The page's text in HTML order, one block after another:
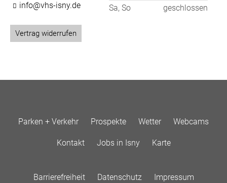
info@vhs-isny.de
Vertrag widerrufen
Sa, So
geschlossen
Parken + Verkehr Prospekte Wetter Webcams
Kontakt Jobs in Isny Karte
Barrierefreiheit Datenschutz Impressum